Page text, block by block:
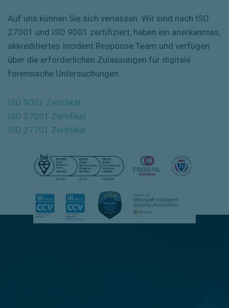
Auf uns können Sie sich verlassen. Wir sind nach ISO
27001 und ISO 9001 zertifiziert, haben ein anerkanntes,
akkreditiertes Incident Response Team und verfügen
über die erforderlichen Zulassungen für digitale
forensische Untersuchungen.
ISO 9001 Zertifikat
ISO 27001 Zertifikat
ISO 27701 Zertifikat